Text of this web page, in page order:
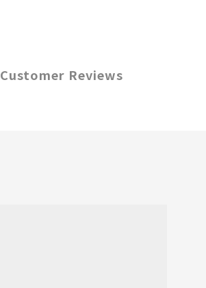
Customer Reviews